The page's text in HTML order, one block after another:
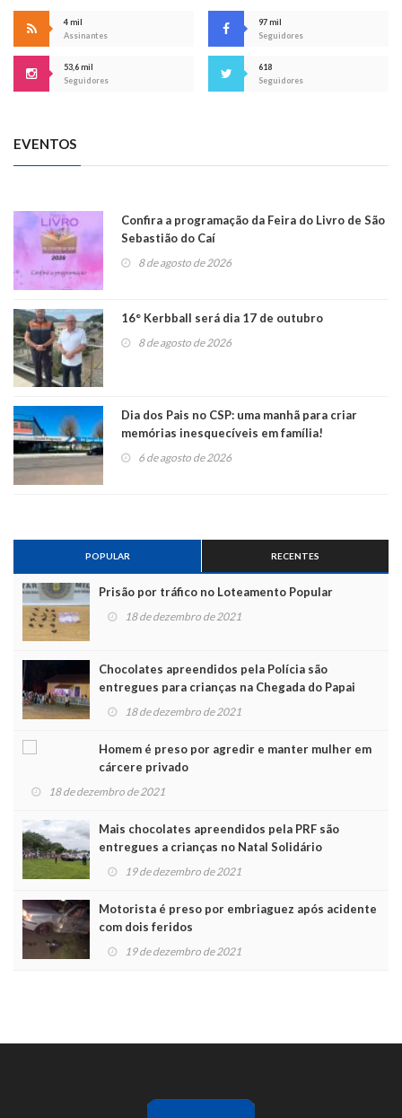
4 mil
Assinantes
97 mil
Seguidores
53,6 mil
Seguidores
618
Seguidores
EVENTOS
Confira a programação da Feira do Livro de São
Sebastião do Caí
8 de agosto de 2026
16° Kerbball será dia 17 de outubro
8 de agosto de 2026
Dia dos Pais no CSP: uma manhã para criar
memórias inesquecíveis em família!
6 de agosto de 2026
POPULAR RECENTES
Prisão por tráfico no Loteamento Popular
18 de dezembro de 2021
Chocolates apreendidos pela Polícia são
entregues para crianças na Chegada do Papai
Noel 18 de dezembro de 2021
Homem é preso por agredir e manter mulher em
cárcere privado
18 de dezembro de 2021
Mais chocolates apreendidos pela PRF são
entregues a crianças no Natal Solidário
19 de dezembro de 2021
Motorista é preso por embriaguez após acidente
com dois feridos
19 de dezembro de 2021